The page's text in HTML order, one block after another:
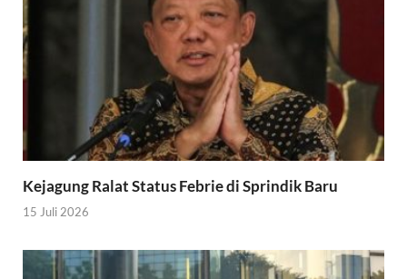
Kejagung Ralat Status Febrie di Sprindik Baru
15 Juli 2026